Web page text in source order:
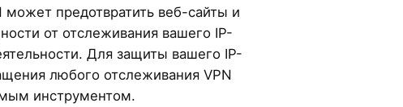
может предотвратить веб-сайты и
от отслеживания вашего IP-
Для защиты вашего IP-
любого отслеживания VPN
инструментом.